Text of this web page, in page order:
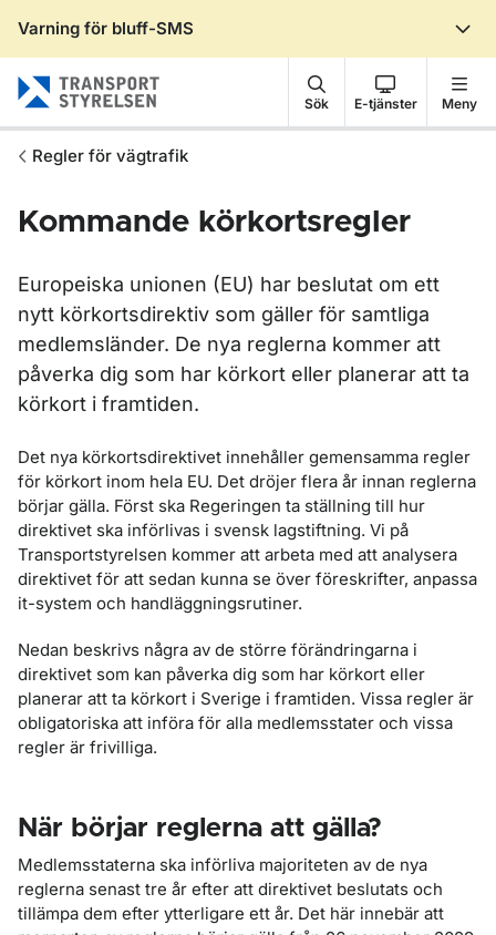
Varning för bluff-SMS
Sök E-tjänster Meny
Regler för vägtrafik
Kommande körkortsregler
Europeiska unionen (EU) har beslutat om ett
nytt körkortsdirektiv som gäller för samtliga
medlemsländer. De nya reglerna kommer att
påverka dig som har körkort eller planerar att ta
körkort i framtiden.
Det nya körkortsdirektivet innehåller gemensamma regler
för körkort inom hela EU. Det dröjer flera år innan reglerna
börjar gälla. Först ska Regeringen ta ställning till hur
direktivet ska införlivas i svensk lagstiftning. Vi på
Transportstyrelsen kommer att arbeta med att analysera
direktivet för att sedan kunna se över föreskrifter, anpassa
it-system och handläggningsrutiner.
Nedan beskrivs några av de större förändringarna i
direktivet som kan påverka dig som har körkort eller
planerar att ta körkort i Sverige i framtiden. Vissa regler är
obligatoriska att införa för alla medlemsstater och vissa
regler är frivilliga.
När börjar reglerna att gälla?
Medlemsstaterna ska införliva majoriteten av de nya
reglerna senast tre år efter att direktivet beslutats och
tillämpa dem efter ytterligare ett år. Det här innebär att